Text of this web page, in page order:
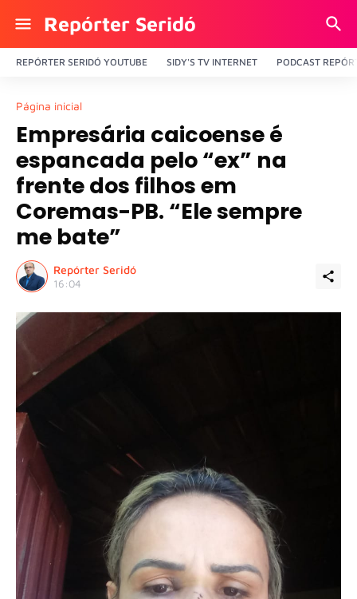
Repórter Seridó
REPÓRTER SERIDÓ YOUTUBE SIDY'S TV INTERNET PODCAST
Página inicial
Empresária caicoense é
espancada pelo “ex” na
frente dos filhos em
Coremas-PB. “Ele sempre
me bate”
Repórter Seridó
16:04